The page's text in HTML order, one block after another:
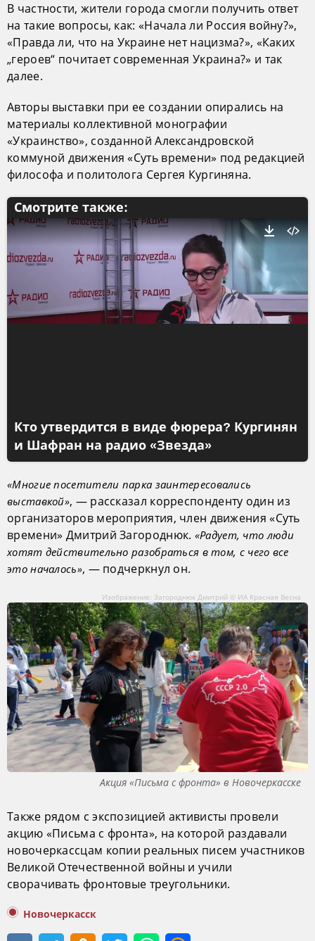
В частности, жители города смогли получить ответ
на такие вопросы, как: «Начала ли Россия войну?»,
«Правда ли, что на Украине нет нацизма?», «Каких
„героев“ почитает современная Украина?» и так
далее.
Авторы выставки при ее создании опирались на
материалы коллективной монографии
«Украинство», созданной Александровской
коммуной движения «Суть времени» под редакцией
философа и политолога Сергея Кургиняна.
Смотрите также:
Кто утвердится в виде фюрера? Кургинян
и Шафран на радио «Звезда»
«Многие посетители парка заинтересовались
выставкой», — рассказал корреспонденту один из
организаторов мероприятия, член движения «Суть
времени» Дмитрий Загороднюк. «Радует, что люди
хотят действительно разобраться в том, с чего все
это началось», — подчеркнул он.
Изображение: Загороднюк Дмитрий © ИА Красная Весна
Акция «Письма с фронта» в Новочеркасске
Также рядом с экспозицией активисты провели
акцию «Письма с фронта», на которой раздавали
новочеркассцам копии реальных писем участников
Великой Отечественной войны и учили
сворачивать фронтовые треугольники.
Новочеркасск